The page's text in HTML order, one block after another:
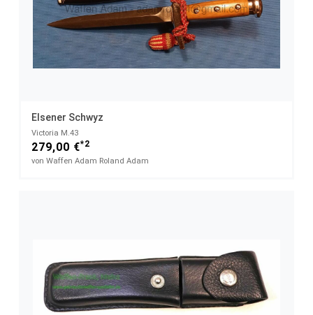
Elsener Schwyz
Victoria M.43
279,00 €*2
von Waffen Adam Roland Adam